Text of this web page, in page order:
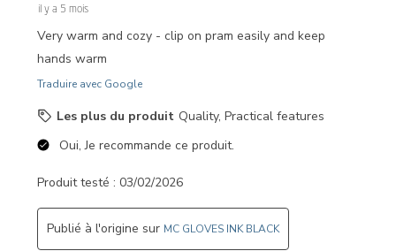
il y a 5 mois
Very warm and cozy - clip on pram easily and keep
hands warm
Traduire avec Google
Les plus du produit Quality, Practical features
Oui, Je recommande ce produit.
Produit testé : 03/02/2026
Publié à l'origine sur MC GLOVES INK BLACK